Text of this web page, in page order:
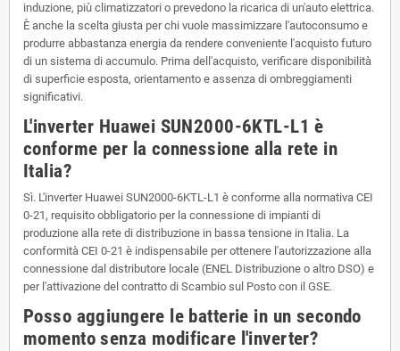
induzione, più climatizzatori o prevedono la ricarica di un'auto elettrica.
È anche la scelta giusta per chi vuole massimizzare l'autoconsumo e
produrre abbastanza energia da rendere conveniente l'acquisto futuro
di un sistema di accumulo. Prima dell'acquisto, verificare disponibilità
di superficie esposta, orientamento e assenza di ombreggiamenti
significativi.
L'inverter Huawei SUN2000-6KTL-L1 è
conforme per la connessione alla rete in
Italia?
Sì. L'inverter Huawei SUN2000-6KTL-L1 è conforme alla normativa CEI
0-21, requisito obbligatorio per la connessione di impianti di
produzione alla rete di distribuzione in bassa tensione in Italia. La
conformità CEI 0-21 è indispensabile per ottenere l'autorizzazione alla
connessione dal distributore locale (ENEL Distribuzione o altro DSO) e
per l'attivazione del contratto di Scambio sul Posto con il GSE.
Posso aggiungere le batterie in un secondo
momento senza modificare l'inverter?